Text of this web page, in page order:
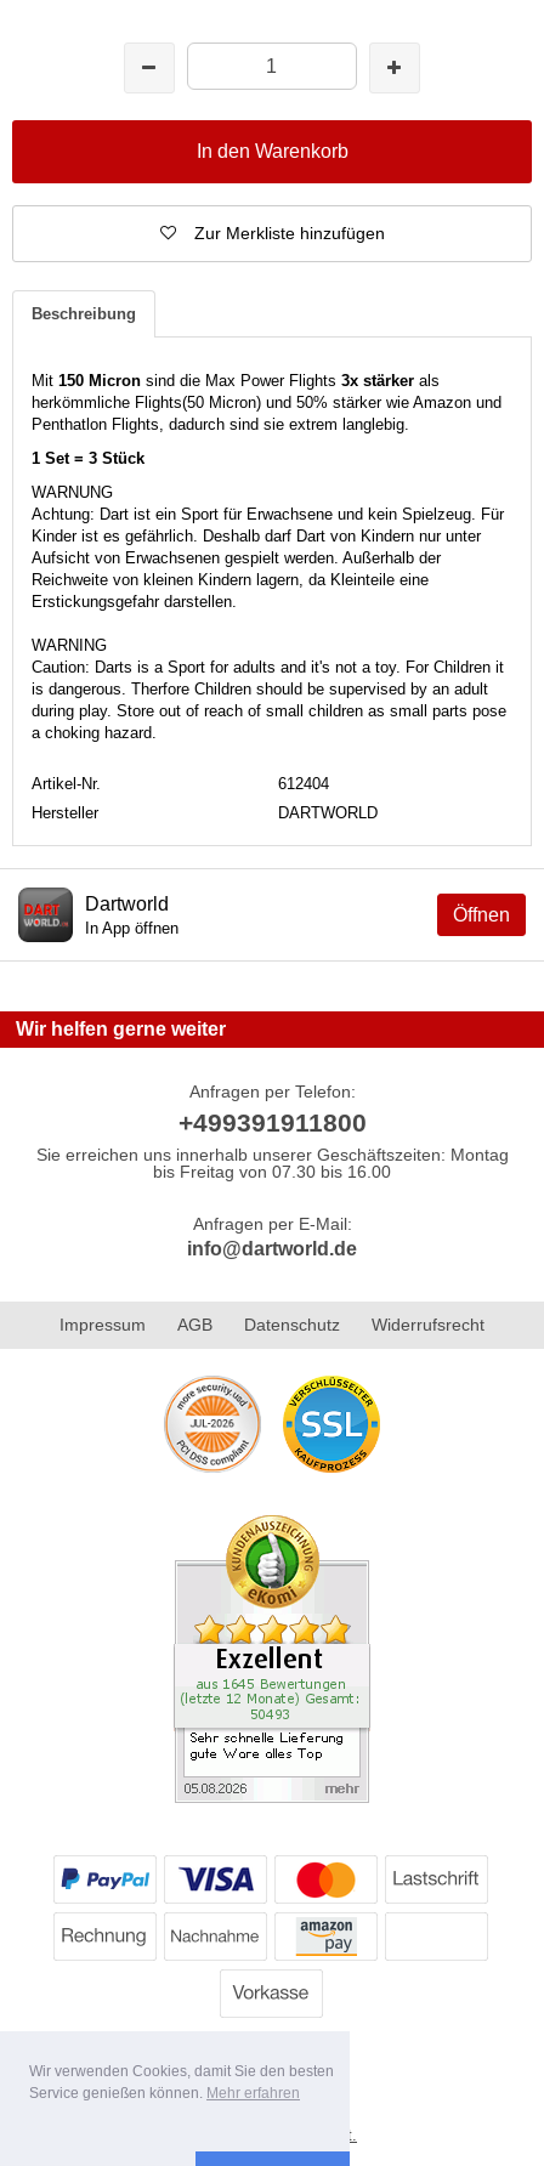
Wir verwenden Cookies, damit Sie den besten
Service genießen können. Mehr erfahren
In den Warenkorb
Zur Merkliste hinzufügen
Beschreibung
Mit 150 Micron sind die Max Power Flights 3x stärker als
herkömmliche Flights(50 Micron) und 50% stärker wie Amazon und
Penthatlon Flights, dadurch sind sie extrem langlebig.
1 Set = 3 Stück
WARNUNG
Achtung: Dart ist ein Sport für Erwachsene und kein Spielzeug. Für
Kinder ist es gefährlich. Deshalb darf Dart von Kindern nur unter
Aufsicht von Erwachsenen gespielt werden. Außerhalb der
Reichweite von kleinen Kindern lagern, da Kleinteile eine
Erstickungsgefahr darstellen.
WARNING
Caution: Darts is a Sport for adults and it's not a toy. For Children it
is dangerous. Therfore Children should be supervised by an adult
during play. Store out of reach of small children as small parts pose
a choking hazard.
Artikel-Nr.
612404
Hersteller
DARTWORLD
Öffnen
Dartworld
In App öffnen
Wir helfen gerne weiter
Anfragen per Telefon:
+499391911800
Sie erreichen uns innerhalb unserer Geschäftszeiten: Montag
bis Freitag von 07.30 bis 16.00
Anfragen per E-Mail:
info@dartworld.de
Impressum AGB Datenschutz Widerrufsrecht
Alle Preise inkl. MwSt.
Lieferbedingungen